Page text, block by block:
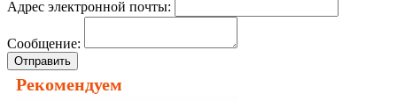
Адрес электронной почты:
Сообщение:
Отправить
Рекомендуем